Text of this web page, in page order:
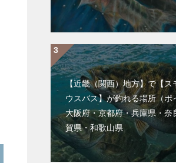
【近畿（関西）地方】で【ス
ウスバス】が釣れる場所（ポ
大阪府・京都府・兵庫県・奈
賀県・和歌山県